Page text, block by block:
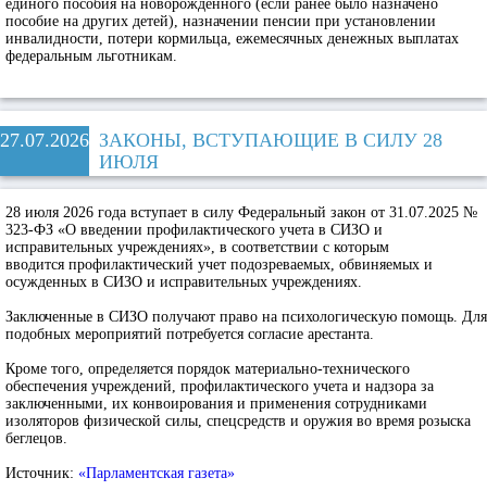
единого пособия на новорожденного (если ранее было назначено
пособие на других детей), назначении пенсии при установлении
инвалидности, потери кормильца, ежемесячных денежных выплатах
федеральным льготникам.
27.07.2026 ЗАКОНЫ, ВСТУПАЮЩИЕ В СИЛУ 28
ИЮЛЯ
28 июля 2026 года вступает в силу Федеральный закон от 31.07.2025 №
323-ФЗ «О введении профилактического учета в СИЗО и
исправительных учреждениях», в соответствии с которым
вводится профилактический учет подозреваемых, обвиняемых и
осужденных в СИЗО и исправительных учреждениях.
Заключенные в СИЗО получают право на психологическую помощь. Для
подобных мероприятий потребуется согласие арестанта.
Кроме того, определяется порядок материально-технического
обеспечения учреждений, профилактического учета и надзора за
заключенными, их конвоирования и применения сотрудниками
изоляторов физической силы, спецсредств и оружия во время розыска
беглецов.
Источник: «Парламентская газета»